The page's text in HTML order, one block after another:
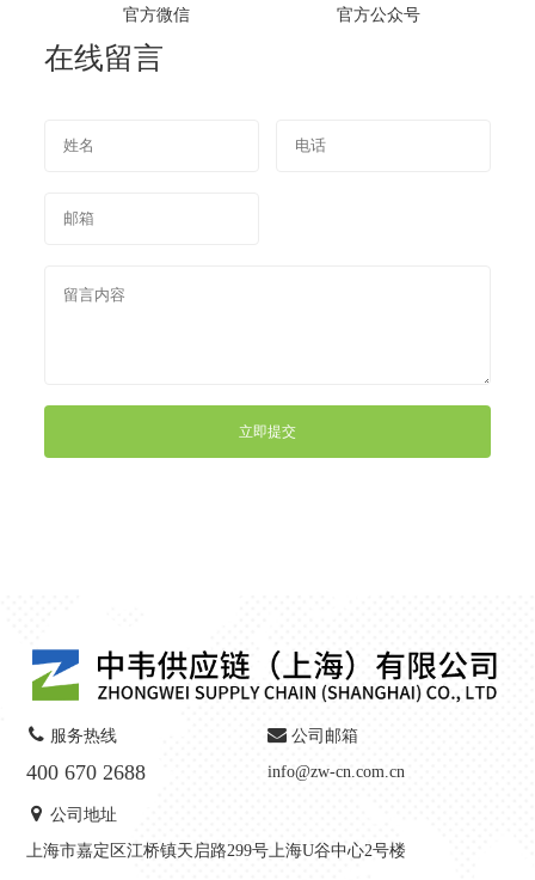
官方微信 官方公众号
在线留言
立即提交
服务热线
400 670 2688
公司邮箱
info@zw-cn.com.cn
公司地址
上海市嘉定区江桥镇天启路299号上海U谷中心2号楼